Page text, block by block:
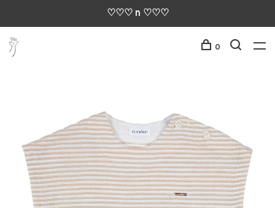
♡♡♡ n ♡♡♡
0